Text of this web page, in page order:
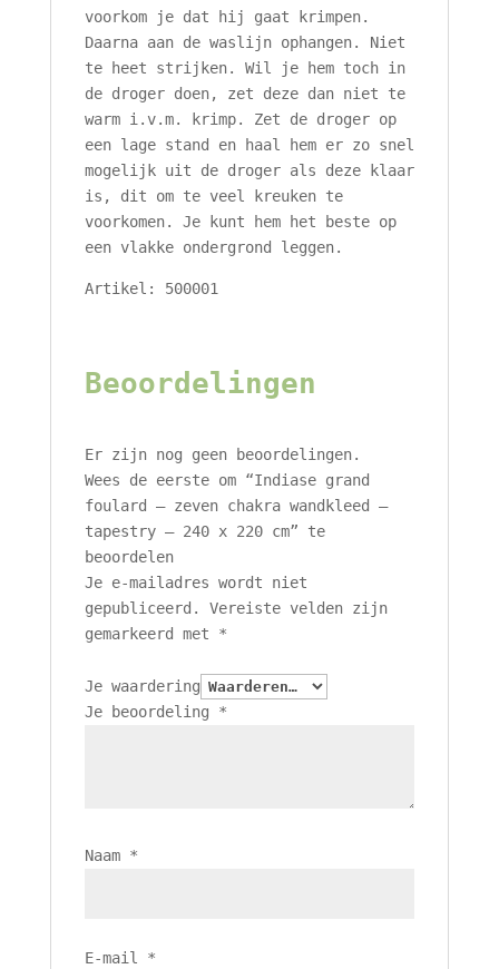
voorkom je dat hij gaat krimpen.
Daarna aan de waslijn ophangen. Niet
te heet strijken. Wil je hem toch in
de droger doen, zet deze dan niet te
warm i.v.m. krimp. Zet de droger op
een lage stand en haal hem er zo snel
mogelijk uit de droger als deze klaar
is, dit om te veel kreuken te
voorkomen. Je kunt hem het beste op
een vlakke ondergrond leggen.
Artikel: 500001
Beoordelingen
Er zijn nog geen beoordelingen.
Wees de eerste om “Indiase grand
foulard – zeven chakra wandkleed –
tapestry – 240 x 220 cm” te
beoordelen
Je e-mailadres wordt niet
gepubliceerd.
Vereiste velden zijn
gemarkeerd met *
Je waardering
Je beoordeling *
Naam *
E-mail *